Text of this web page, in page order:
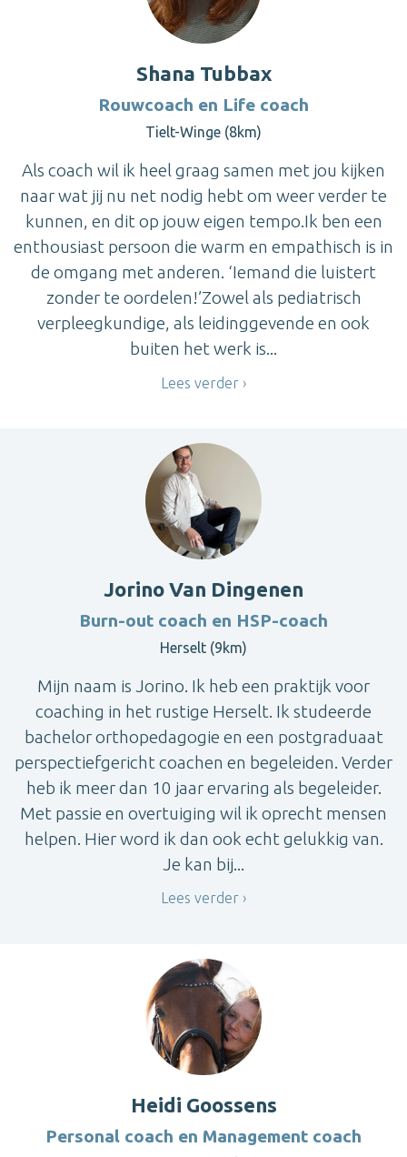
Shana Tubbax
Rouwcoach en Life coach
Tielt-Winge (8km)
Als coach wil ik heel graag samen met jou kijken
naar wat jij nu net nodig hebt om weer verder te
kunnen, en dit op jouw eigen tempo.Ik ben een
enthousiast persoon die warm en empathisch is in
de omgang met anderen. ‘Iemand die luistert
zonder te oordelen!’Zowel als pediatrisch
verpleegkundige, als leidinggevende en ook
buiten het werk is...
Lees verder
Jorino Van Dingenen
Burn-out coach en HSP-coach
Herselt (9km)
Mijn naam is Jorino. Ik heb een praktijk voor
coaching in het rustige Herselt. Ik studeerde
bachelor orthopedagogie en een postgraduaat
perspectiefgericht coachen en begeleiden. Verder
heb ik meer dan 10 jaar ervaring als begeleider.
Met passie en overtuiging wil ik oprecht mensen
helpen. Hier word ik dan ook echt gelukkig van.
Je kan bij...
Lees verder
Heidi Goossens
Personal coach en Management coach